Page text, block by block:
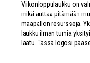
Viikonloppulaukku on
mikä auttaa pitämään
maapallon resursseja.
laukku ilman turhia
laatu. Tässä logosi